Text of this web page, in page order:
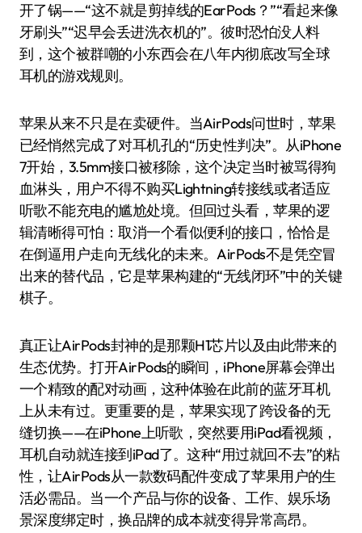
开了锅——“这不就是剪掉线的EarPods？”“看起来像
牙刷头”“迟早会丢进洗衣机的”。彼时恐怕没人料
到，这个被群嘲的小东西会在八年内彻底改写全球
耳机的游戏规则。
苹果从来不只是在卖硬件。当AirPods问世时，苹果
已经悄然完成了对耳机孔的“历史性判决”。从iPhone
7开始，3.5mm接口被移除，这个决定当时被骂得狗
血淋头，用户不得不购买Lightning转接线或者适应
听歌不能充电的尴尬处境。但回过头看，苹果的逻
辑清晰得可怕：取消一个看似便利的接口，恰恰是
在倒逼用户走向无线化的未来。AirPods不是凭空冒
出来的替代品，它是苹果构建的“无线闭环”中的关键
棋子。
真正让AirPods封神的是那颗H1芯片以及由此带来的
生态优势。打开AirPods的瞬间，iPhone屏幕会弹出
一个精致的配对动画，这种体验在此前的蓝牙耳机
上从未有过。更重要的是，苹果实现了跨设备的无
缝切换——在iPhone上听歌，突然要用iPad看视频，
耳机自动就连接到iPad了。这种“用过就回不去”的粘
性，让AirPods从一款数码配件变成了苹果用户的生
活必需品。当一个产品与你的设备、工作、娱乐场
景深度绑定时，换品牌的成本就变得异常高昂。